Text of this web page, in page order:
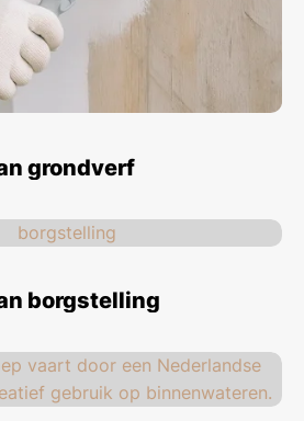
grondverf
borgstelling